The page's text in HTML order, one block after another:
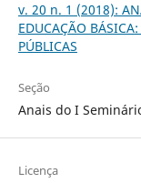
v. 20 n. 1 (2018):
EDUCAÇÃO
PÚBLICAS
Seção
Anais do I
Licença